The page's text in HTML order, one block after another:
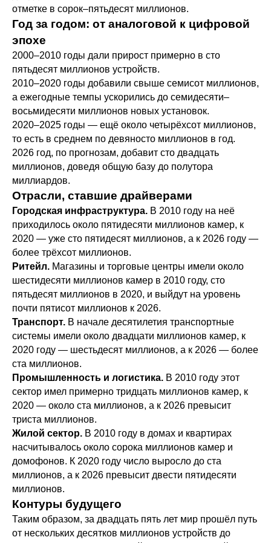
отметке в сорок–пятьдесят миллионов.
Год за годом: от аналоговой к цифровой
эпохе
2000–2010 годы дали прирост примерно в сто
пятьдесят миллионов устройств.
2010–2020 годы добавили свыше семисот миллионов,
а ежегодные темпы ускорились до семидесяти–
восьмидесяти миллионов новых установок.
2020–2025 годы — ещё около четырёхсот миллионов,
то есть в среднем по девяносто миллионов в год.
2026 год, по прогнозам, добавит сто двадцать
миллионов, доведя общую базу до полутора
миллиардов.
Отрасли, ставшие драйверами
Городская инфраструктура. В 2010 году на неё
приходилось около пятидесяти миллионов камер, к
2020 — уже сто пятидесят миллионов, а к 2026 году —
более трёхсот миллионов.
Ритейл. Магазины и торговые центры имели около
шестидесяти миллионов камер в 2010 году, сто
пятьдесят миллионов в 2020, и выйдут на уровень
почти пятисот миллионов к 2026.
Транспорт. В начале десятилетия транспортные
системы имели около двадцати миллионов камер, к
2020 году — шестьдесят миллионов, а к 2026 — более
ста миллионов.
Промышленность и логистика. В 2010 году этот
сектор имел примерно тридцать миллионов камер, к
2020 — около ста миллионов, а к 2026 превысит
триста миллионов.
Жилой сектор. В 2010 году в домах и квартирах
насчитывалось около сорока миллионов камер и
домофонов. К 2020 году число выросло до ста
миллионов, а к 2026 превысит двести пятидесяти
миллионов.
Контуры будущего
Таким образом, за двадцать пять лет мир прошёл путь
от нескольких десятков миллионов устройств до